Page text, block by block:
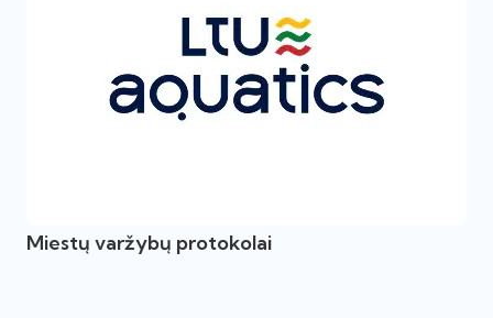
Miestų varžybų protokolai